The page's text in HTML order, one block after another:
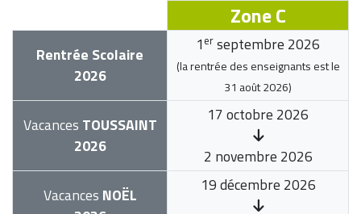
Zone C
Rentrée Scolaire
2026
1 er septembre 2026
(la rentrée des enseignants est le
31 août 2026)
Vacances TOUSSAINT
2026
17 octobre 2026
2 novembre 2026
Vacances NOËL
19 décembre 2026